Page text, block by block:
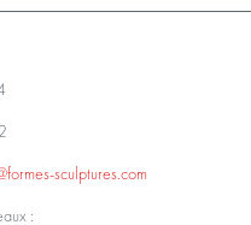
sculptures.com
: